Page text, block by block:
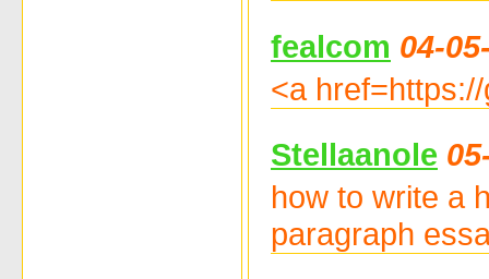
fealcom 04-
<a
Stellaanole
how to write a
paragraph